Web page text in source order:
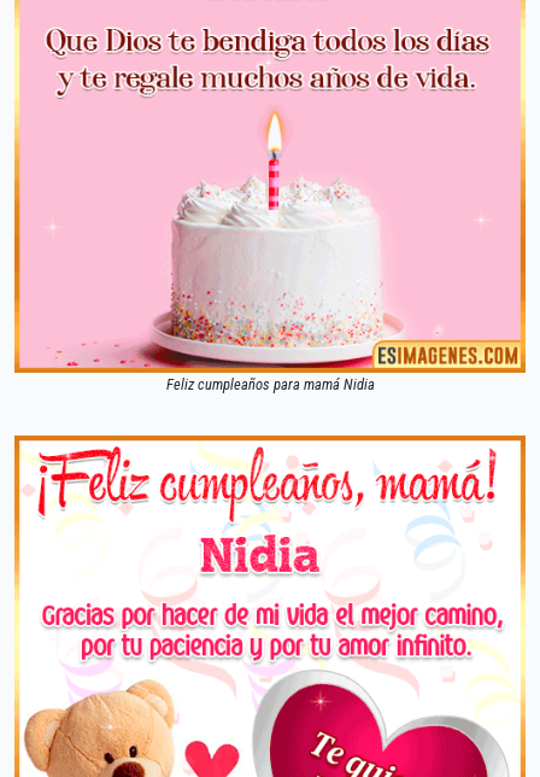
Feliz cumpleaños para mamá Nidia